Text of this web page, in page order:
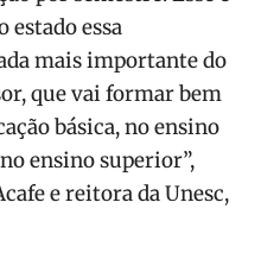
estado essa
mais importante do
que vai formar bem
básica, no ensino
ensino superior”,
e reitora da Unesc,